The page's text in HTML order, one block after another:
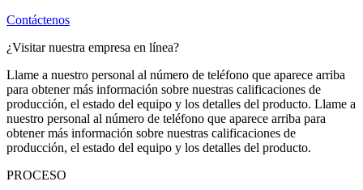
Contáctenos
¿Visitar nuestra empresa en línea?
Llame a nuestro personal al número de teléfono que aparece arriba
para obtener más información sobre nuestras calificaciones de
producción, el estado del equipo y los detalles del producto. Llame a
nuestro personal al número de teléfono que aparece arriba para
obtener más información sobre nuestras calificaciones de
producción, el estado del equipo y los detalles del producto.
PROCESO